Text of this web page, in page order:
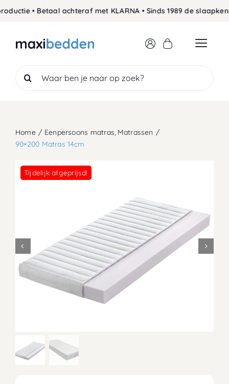
Skip
• Betaal achteraf met KLARNA • Sinds 1989 de
Search
for:
Home Eenpersoons matras Matrassen
90×200 Matras 14cm
Tijdelijk afgeprijsd!